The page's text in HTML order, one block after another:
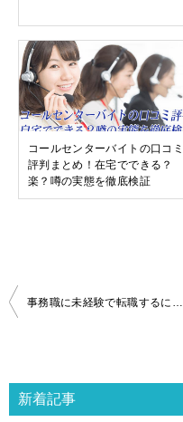
コールセンターバイトの口コミ
評判まとめ！在宅でできる？
楽？噂の実態を徹底検証
投
稿
ゲ
ー
事務職に未経験で転職するには？高収入・土日休みなど条件の良い求人の見つけ方
新着記事